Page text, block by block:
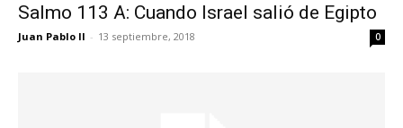
Salmo 113 A: Cuando Israel salió de Egipto
Juan Pablo II - 13 septiembre, 2018 0